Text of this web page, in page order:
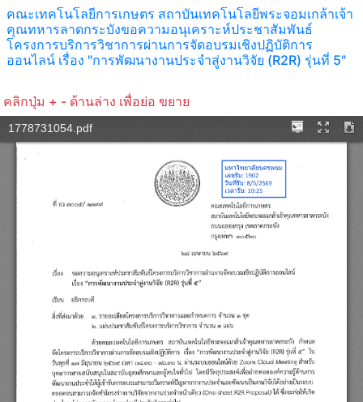
คณะเทคโนโลยีการเกษตร สถาบันเทคโนโลยีพระจอมเกล้าเจ้า
คุณทหารลาดกระบังขอความอนุเคราะห์ประชาสัมพันธ์
โครงการบริการวิชาการผ่านการจัดอบรมเชิงปฏิบัติการ
ออนไลน์ เรื่อง "การพัฒนางานประจำสู่งานวิจัย (R2R) รุ่นที่ 5"
คลิกปุ่ม + - ด้านล่าง เพื่อย่อ ขยาย